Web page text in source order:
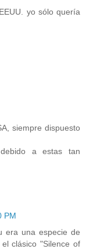
yo sólo quería
siempre dispuesto
a estas tan
PM
era una especie de
clásico "Silence of